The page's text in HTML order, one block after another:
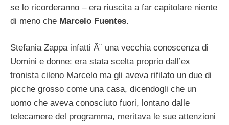
se lo ricorderanno – era riuscita a far capitolare niente
di meno che Marcelo Fuentes.
Stefania Zappa infatti Ã¨ una vecchia conoscenza di
Uomini e donne: era stata scelta proprio dall’ex
tronista cileno Marcelo ma gli aveva rifilato un due di
picche grosso come una casa, dicendogli che un
uomo che aveva conosciuto fuori, lontano dalle
telecamere del programma, meritava le sue attenzioni